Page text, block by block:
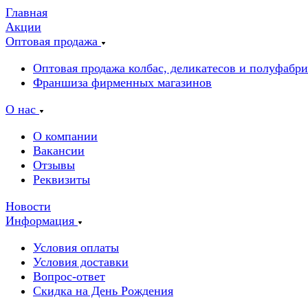
Главная
Акции
Оптовая продажа
Оптовая продажа колбас, деликатесов и
Франшиза фирменных магазинов
О нас
О компании
Вакансии
Отзывы
Реквизиты
Новости
Информация
Условия оплаты
Условия доставки
Вопрос-ответ
Скидка на День Рождения